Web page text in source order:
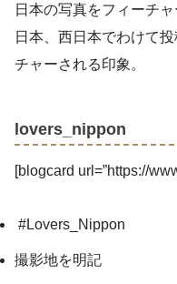
日本の写真をフィーチ
日本、西日本でわけて
チャーされる印象。
lovers_nippon
[blogcard url=”https://
#Lovers_Nippon
撮影地を明記